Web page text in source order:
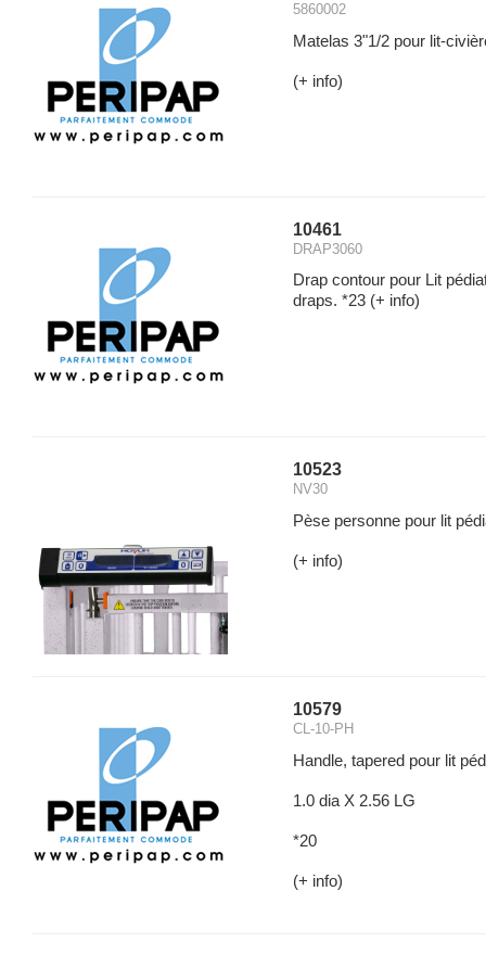
5860002
Matelas 3"1/2 pour lit-
(+ info)
10461
DRAP3060
Drap contour pour Lit
draps. *23 (+ info)
10523
NV30
Pèse personne pour lit
(+ info)
10579
CL-10-PH
Handle, tapered pour lit
1.0 dia X 2.56 LG
*20
(+ info)